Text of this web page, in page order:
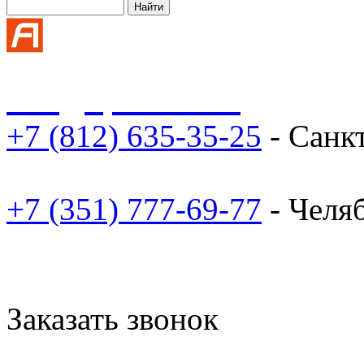
+7 (812) 635-35-25 -
+7 (351) 777-69-77 -
Заказать звонок